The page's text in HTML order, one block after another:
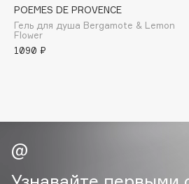
Bvlgari
by TERRY
BY WISHTREND
C
Cadence
POEMES DE PROVENCE
Гель для душа Bergamote & Lemon
Flower
1090 ₽